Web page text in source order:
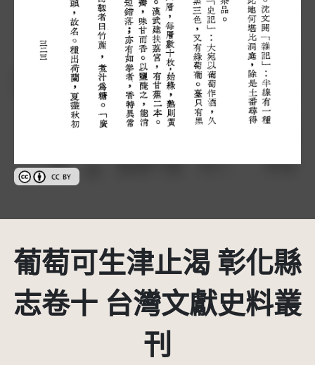
創用CC姓名標示 3.0 台灣及其後版本(CC BY 3.0 TW +)
葡萄可生津止渴 彰化縣
志卷十 台灣文獻史料叢
刊